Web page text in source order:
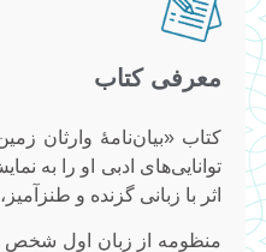
معرفی کتاب
کتاب «بیان‌نامهٔ وارثان
توانایی‌های ادبی او را به
اثر با زبانی گزنده و
منظومه از زبان اول شخص